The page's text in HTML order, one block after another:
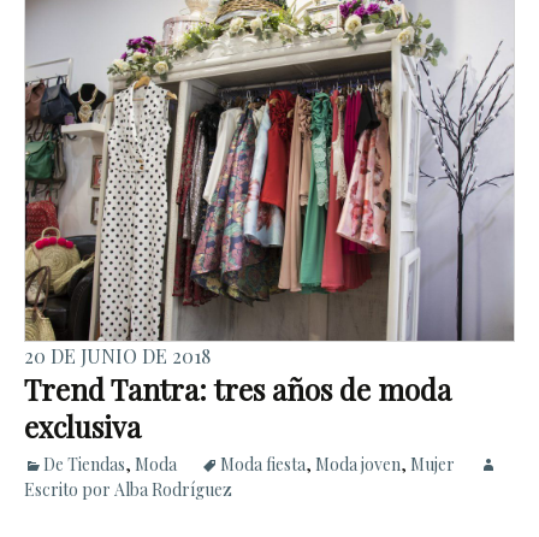
20 DE JUNIO DE 2018
Trend Tantra: tres años de moda
exclusiva
De Tiendas, Moda Moda fiesta, Moda joven, Mujer
Escrito por Alba Rodríguez